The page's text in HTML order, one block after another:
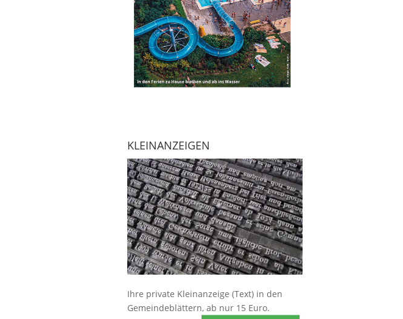
KLEINANZEIGEN
Ihre private Kleinanzeige (Text) in den
Gemeindeblättern, ab nur 15 Euro.